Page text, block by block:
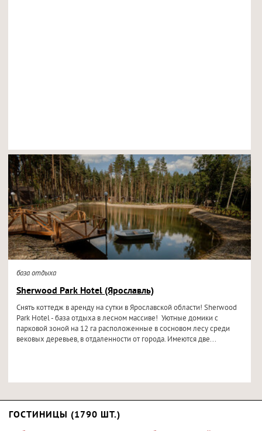
база отдыха
Sherwood Park Hotel (Ярославль)
Снять коттедж в аренду на сутки в Ярославской области! Sherwood
Park Hotel - база отдыха в лесном массиве! Уютные домики с
парковой зоной на 12 га расположенные в сосновом лесу среди
вековых деревьев, в отдаленности от города. Имеются две...
ГОСТИНИЦЫ (1790 ШТ.)